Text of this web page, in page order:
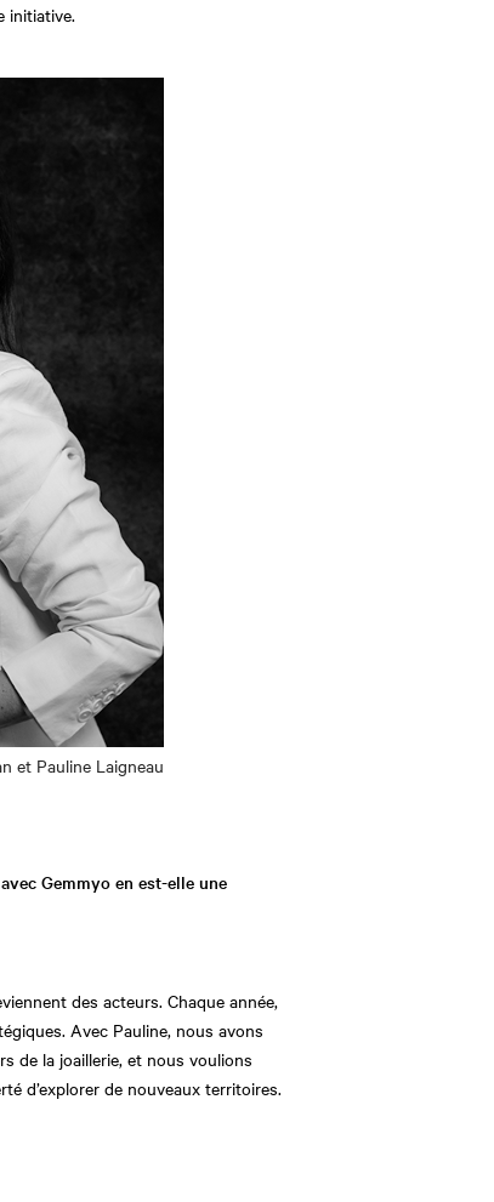
initiative.
et Pauline Laigneau
Gemmyo en est-elle une
des acteurs. Chaque année,
Avec Pauline, nous avons
de la joaillerie, et nous voulions
d’explorer de nouveaux territoires.